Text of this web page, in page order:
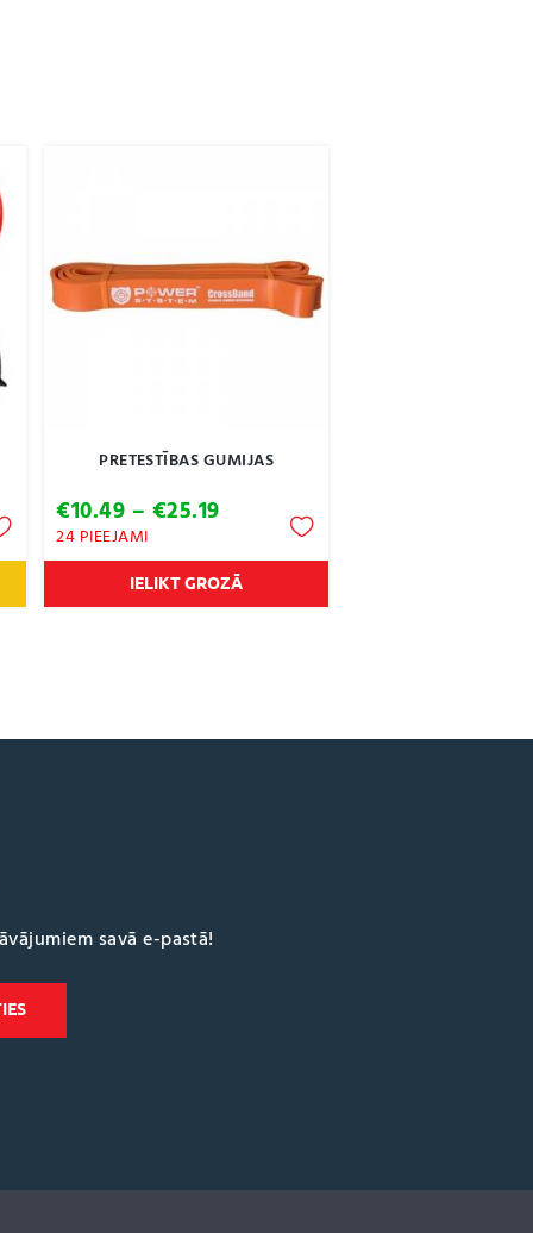
PRETESTĪBAS GUMIJAS
€10.49 – €25.19Price
€10.49
through
€25.19
24 PIEEJAMI
IELIKT GROZĀ
savā e-pastā!